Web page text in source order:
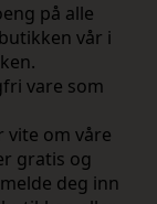
på alle
vår i
vare som
vite om våre
gratis og
deg inn